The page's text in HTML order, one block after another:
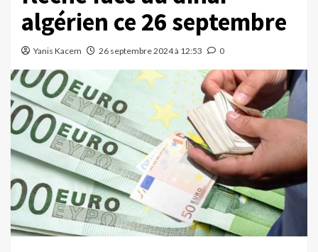
algérien ce 26 septembre
Yanis Kacem 26 septembre 2024 à 12:53 0